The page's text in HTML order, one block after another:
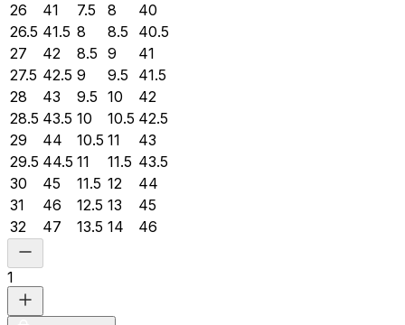
26
41 7.5 8
40
26.5 41.5 8 8.5
40.5
27
42 8.5 9
41
27.5 42.5 9 9.5
41.5
28
43 9.5 10
42
28.5 43.5 10 10.5 42.5
29
44 10.5 11
43
29.5 44.5 11 11.5 43.5
30
45 11.5 12
44
31
46 12.5 13
45
32
47 13.5 14 46
1